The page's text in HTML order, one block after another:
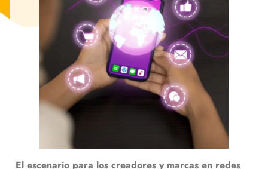
El escenario para los creadores y marcas en redes